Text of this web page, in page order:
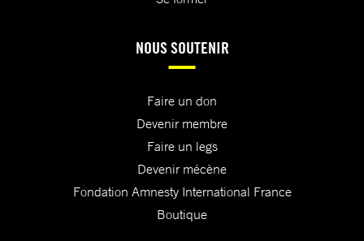
NOUS SOUTENIR
Faire un don
Devenir membre
Faire un legs
Devenir mécène
Fondation Amnesty International France
Boutique